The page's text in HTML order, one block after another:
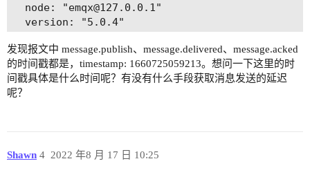
  node: "emqx@127.0.0.1"
  version: "5.0.4"
  cluster_name: "emqxcl"
}
onMessageDelivered, request: clientinfo {
  node: "emqx@127.0.0.1"
  sockport: 1883
发现报文中 message.publish、message.delivered、message.acked
的时间戳都是，timestamp: 1660725059213。想问一下这里的时
间戳具体是什么时间呢？有没有什么手段获取消息发送的延迟
呢？
Shawn 2022 年8 月 17 日 10:25
4